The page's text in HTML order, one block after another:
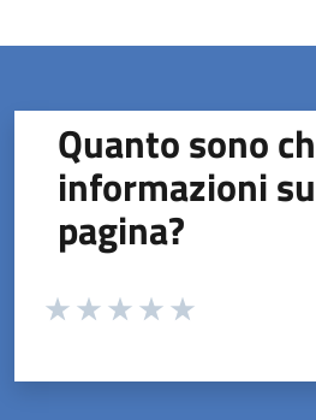
Quanto sono
informazioni
pagina?
Valuta da 1 a 5 stelle la pagina